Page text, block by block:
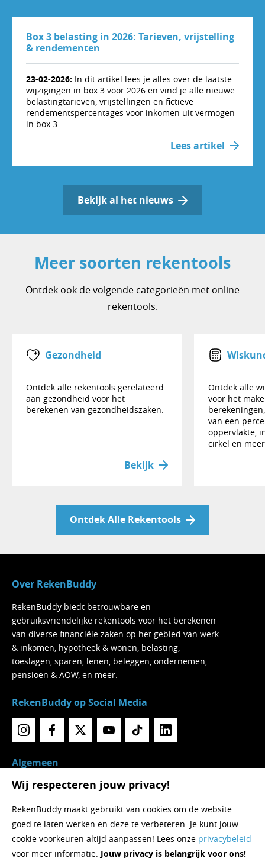
Box 3 belasting in 2026: Tarieven, vrijstelling
& rendementen
23-02-2026: In dit artikel lees je alles over de laatste
wijzigingen in box 3 voor 2026 en vind je alle nieuwe
belastingtarieven, vrijstellingen en fictieve
rendementspercentages voor inkomen uit vermogen
in box 3.
Lees artikel
Bekijk al het nieuws
Meer soorten rekentools
Ontdek ook de volgende categorieën met online
rekentools.
Gezondheid
Ontdek alle rekentools gerelateerd
aan gezondheid voor het
berekenen van gezondheidszaken.
Bekijk
Ontdek alle
voor het
van een
oppervlakte,
cirkel en
Ontdek Alle Rekentools
Over RekenBuddy
RekenBuddy biedt betrouwbare en
gebruiksvriendelijke rekentools voor het berekenen
van diverse financiële zaken op het gebied van werk
& inkomen, hypotheek & wonen, belasting,
toeslagen, sparen, lenen, beleggen, ondernemen,
pensioen & AOW, en meer.
RekenBuddy op Social Media
Algemeen
Home
Rekentools
Nieuws
Wij respecteren jouw privacy!
RekenBuddy maakt gebruikt van cookies om de website
goed te laten werken en deze te verbeteren. Je kunt jouw
cookie voorkeuren altijd aanpassen! Lees onze privacybeleid
voor meer informatie. Jouw privacy is belangrijk voor ons!